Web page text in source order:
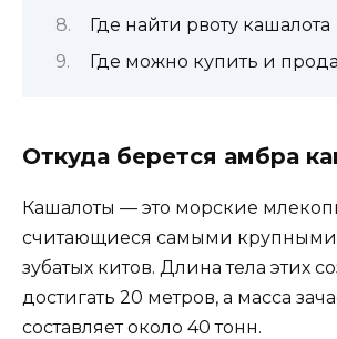
Где найти рвоту кашалота
Где можно купить и
Откуда берется амбра
Кашалоты — это морские
считающиеся самыми
зубатых китов. Длина тела этих
достигать 20 метров, а масса
составляет около 40 тонн.